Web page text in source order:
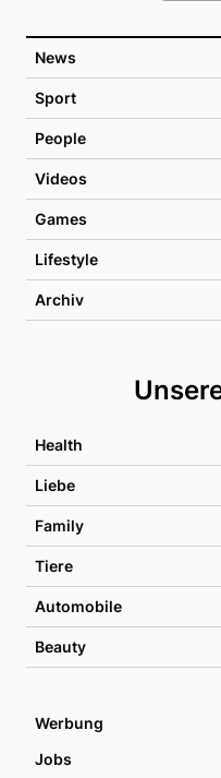
News
Sport
People
Videos
Games
Lifestyle
Archiv
Health
Liebe
Family
Tiere
Automobile
Beauty
Werbung
Jobs